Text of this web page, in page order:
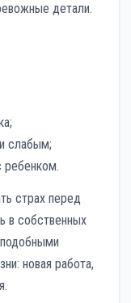
детали.
слабым;
ребенком.
страх перед
в собственных
новая работа,